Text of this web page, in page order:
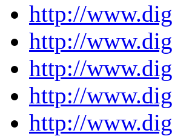
http://
http://
http://
http://
http://